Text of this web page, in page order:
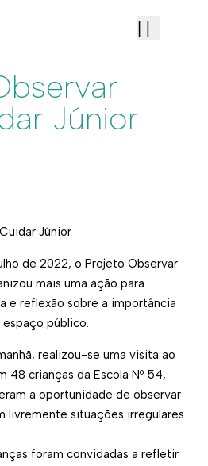
Júnior
Júnior
de 2022, o Projeto Observar
mais uma ação para
e reflexão sobre a importância
público.
realizou-se uma visita ao
48 crianças da Escola Nº 54,
a oportunidade de observar
livremente situações irregulares
foram convidadas a refletir